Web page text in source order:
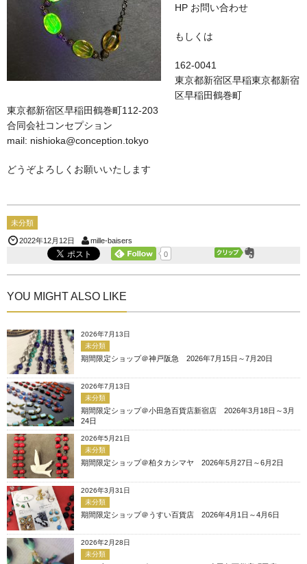
HP お問い合わせ
もしくは
162-0041
東京都新宿区早稲東京都新宿
区早稲田鶴巻町
東京都新宿区早稲田鶴巻町112-203
合同会社コンセプション
mail: nishioka@conception.tokyo
どうぞよろしくお願いいたします
未分類
2022年12月12日
mille-baisers
0
YOU MIGHT ALSO LIKE
2026年7月13日
未分類
期間限定ショップ＠神戸阪急 2026年7月15日～7月20日
2026年7月13日
未分類
期間限定ショップ＠小田急百貨店新宿店 2026年3月18日～3月
24日
2026年5月21日
未分類
期間限定ショップ＠柏タカシマヤ 2026年5月27日～6月2日
2026年3月31日
未分類
期間限定ショップ＠うすい百貨店 2026年4月1日～4月6日
2026年2月28日
未分類